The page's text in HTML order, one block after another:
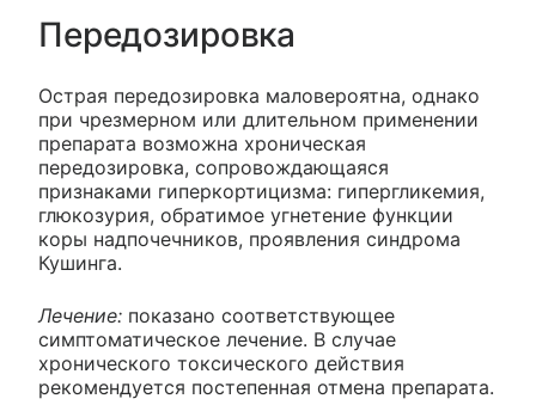
Передозировка
Острая передозировка маловероятна, однако
при чрезмерном или длительном применении
препарата возможна хроническая
передозировка, сопровождающаяся
признаками гиперкортицизма: гипергликемия,
глюкозурия, обратимое угнетение функции
коры надпочечников, проявления синдрома
Кушинга.
Лечение: показано соответствующее
симптоматическое лечение. В случае
хронического токсического действия
рекомендуется постепенная отмена препарата.